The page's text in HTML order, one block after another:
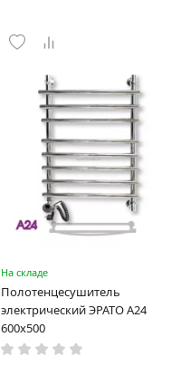
На складе
Полотенцесушитель
электрический ЭРАТО А24
600x500